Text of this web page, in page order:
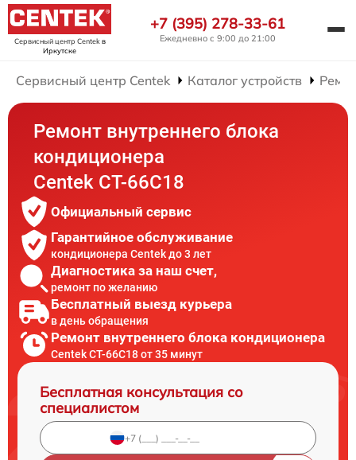
Сервисный центр Centekв
Иркутске
+7 (395) 278-33-61
Ежедневно с 9:00 до 21:00
Сервисный центр Centek Каталог устройств
Ремонт внутреннего блока
кондиционера
Centek CT-66C18
Официальный сервис
Гарантийное обслуживание
кондиционера Centek до 3 лет
Диагностика за наш счет,
ремонт по желанию
Бесплатный выезд курьера
в день обращения
Ремонт внутреннего блока кондиционера
Centek CT-66C18 от 35 минут
Бесплатная консультация со
специалистом